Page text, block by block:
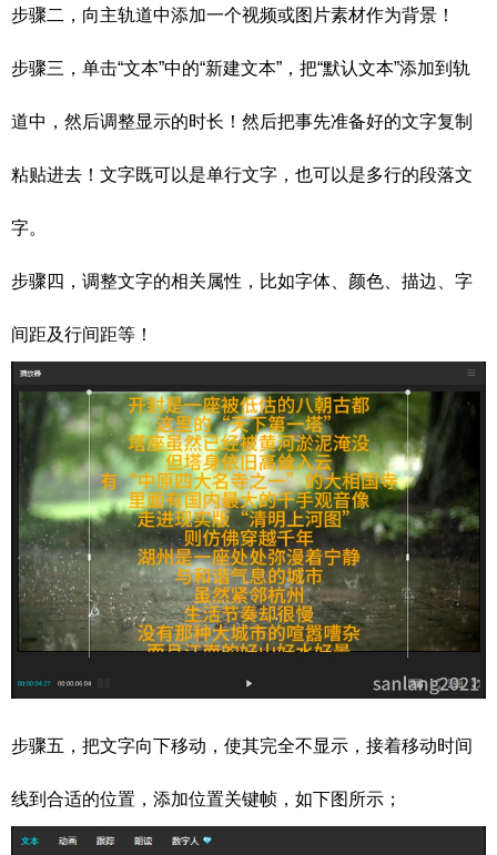
步骤二，向主轨道中添加一个视频或图片素材作为背景！
步骤三，单击“文本”中的“新建文本”，把“默认文本”添加到轨
道中，然后调整显示的时长！然后把事先准备好的文字复制
粘贴进去！文字既可以是单行文字，也可以是多行的段落文
字。
步骤四，调整文字的相关属性，比如字体、颜色、描边、字
间距及行间距等！
步骤五，把文字向下移动，使其完全不显示，接着移动时间
线到合适的位置，添加位置关键帧，如下图所示；